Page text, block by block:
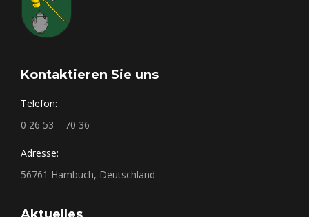
Kontaktieren Sie uns
Telefon:
0 26 53 – 70 36
Adresse:
56761 Hambuch, Deutschland